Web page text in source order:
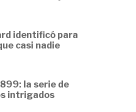
identificó para
casi nadie
la serie de
intrigados